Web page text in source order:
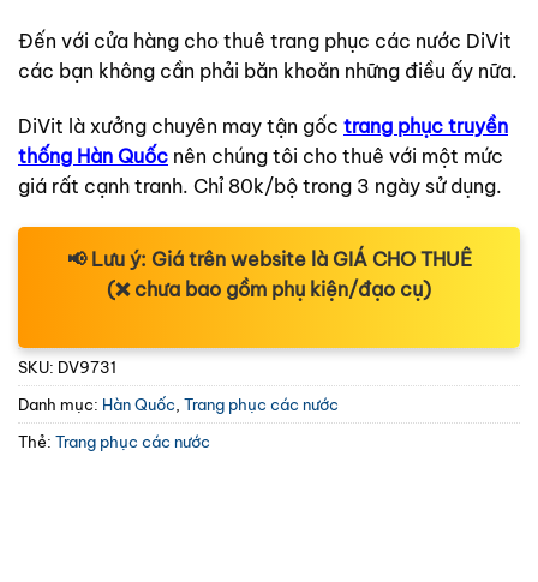
Đến với cửa hàng cho thuê trang phục các nước DiVit
các bạn không cần phải băn khoăn những điều ấy nữa.
DiVit là xưởng chuyên may tận gốc trang phục truyền
thống Hàn Quốc nên chúng tôi cho thuê với một mức
giá rất cạnh tranh. Chỉ 80k/bộ trong 3 ngày sử dụng.
📢 Lưu ý: Giá trên website là GIÁ CHO THUÊ
(❌ chưa bao gồm phụ kiện/đạo cụ)
SKU: DV9731
Danh mục: Hàn Quốc Trang phục các nước
Thẻ: Trang phục các nước